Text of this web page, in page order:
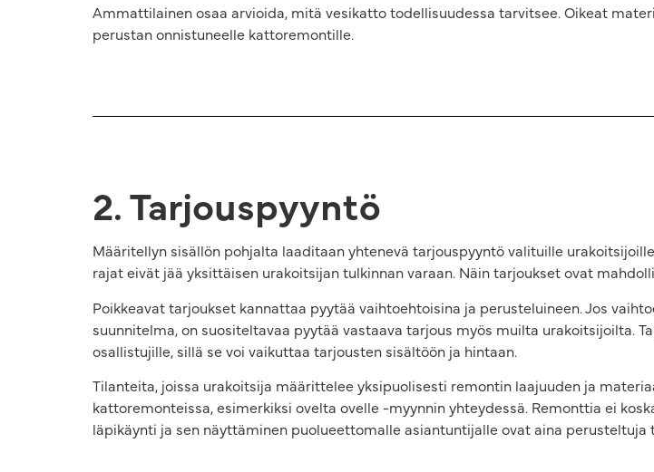
Ammattilainen osaa arvioida, mitä vesikatto todellisuudessa tarvitsee. Oikeat
perustan onnistuneelle kattoremontille.
2. Tarjouspyyntö
Määritellyn sisällön pohjalta laaditaan yhtenevä tarjouspyyntö valituille
rajat eivät jää yksittäisen urakoitsijan tulkinnan varaan. Näin tarjoukset ovat
Poikkeavat tarjoukset kannattaa pyytää vaihtoehtoisina ja perusteluineen. Jos
suunnitelma, on suositeltavaa pyytää vastaava tarjous myös muilta urakoitsijoilta.
osallistujille, sillä se voi vaikuttaa tarjousten sisältöön ja hintaan.
Tilanteita, joissa urakoitsija määrittelee yksipuolisesti remontin laajuuden ja
kattoremonteissa, esimerkiksi ovelta ovelle -myynnin yhteydessä. Remonttia ei
läpikäynti ja sen näyttäminen puolueettomalle asiantuntijalle ovat aina perusteltuja